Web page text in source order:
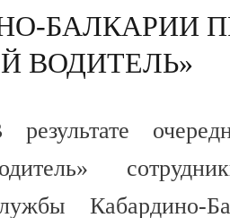
БАЛКАРИИ
ВОДИТЕЛЬ»
результате
Кабардино-